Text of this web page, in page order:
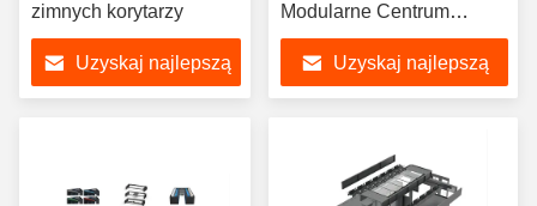
zimnych korytarzy
Uzyskaj najlepszą
Modularne Centrum
Danych Systemy UPS
Uzyskaj najlepszą